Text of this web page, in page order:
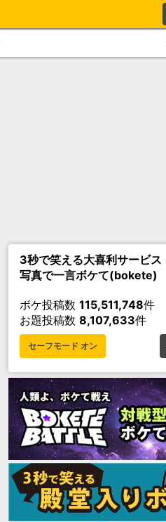
3秒で笑える大喜利サービス
写真で一言ボケて(bokete)
ボケ投稿数 115,511,748件
お題投稿数 8,107,633件
セーフモード オン